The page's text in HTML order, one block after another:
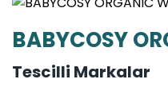
BABYCOSY
Tescilli Markalar